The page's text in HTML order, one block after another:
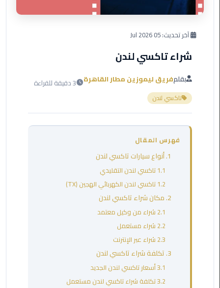
العرب
دهب
ليموزين
العرب
ليموزين
العرب
آخر تحديث:05 Jul 2026
شراء تاكسي لندن
بقلمفريق ليموزين مطار القاهرة 3 دقيقة للقراءة
تاكسي لندن
فهرس المقال
1. أنواع سيارات تاكسي لندن
1.1 تاكسي لندن التقليدي
1.2 تاكسي لندن الكهربائي الهجين (TX)
2. مكان شراء تاكسي لندن
2.1 شراء من وكيل معتمد
2.2 شراء مستعمل
2.3 شراء عبر الإنترنت
3. تكلفة شراء تاكسي لندن
3.1 أسعار تاكسي لندن الجديد
3.2 تكلفة شراء تاكسي لندن مستعمل